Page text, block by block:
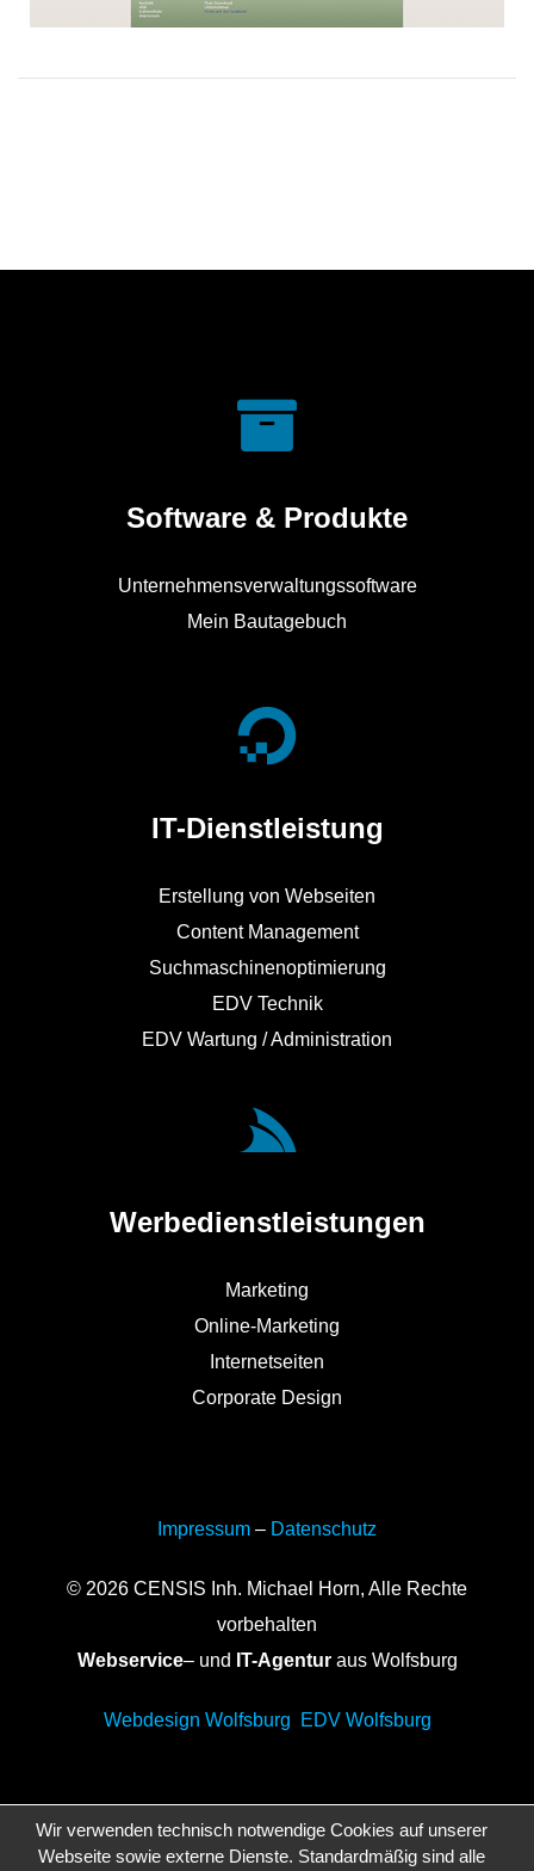
Software & Produkte
Unternehmensverwaltungssoftware
Mein Bautagebuch
IT-Dienstleistung
Erstellung von Webseiten
Content Management
Suchmaschinenoptimierung
EDV Technik
EDV Wartung / Administration
Werbedienstleistungen
Marketing
Online-Marketing
Internetseiten
Corporate Design
Impressum – Datenschutz
© 2026 CENSIS Inh. Michael Horn, Alle Rechte
vorbehalten
Webservice– und IT-Agenturaus Wolfsburg
Webdesign Wolfsburg EDV Wolfsburg
Wir verwenden technisch notwendige Cookies auf unserer
Webseite sowie externe Dienste. Standardmäßig sind alle